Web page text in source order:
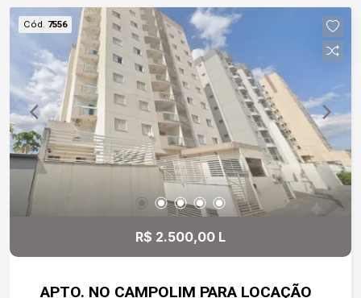
Cód. 7556
R$ 2.500,00 L
APTO. NO CAMPOLIM PARA LOCAÇÃO